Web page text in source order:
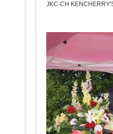
JKC-CH